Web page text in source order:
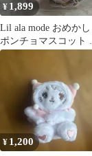
¥ 1,899
Lil ala mode おめか
ポンチョマスコット
° キャミー
¥ 1,200